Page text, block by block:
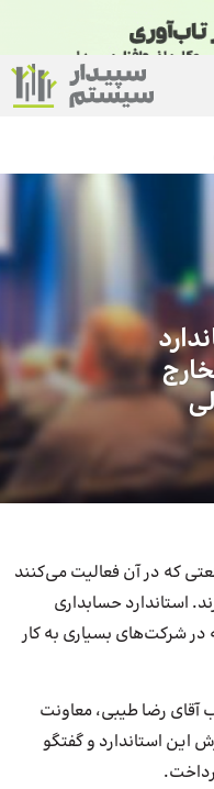
13 مخارج
که در آن فعالیت می‌کنند
استاندارد حسابداری
که در شرکت‌های بسیاری به کار
حضور جناب آقای رضا طیبی، معاونت
این استاندارد و گفتگو